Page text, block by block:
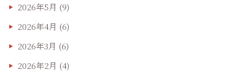
2026年5月 (9)
2026年4月 (6)
2026年3月 (6)
2026年2月 (4)